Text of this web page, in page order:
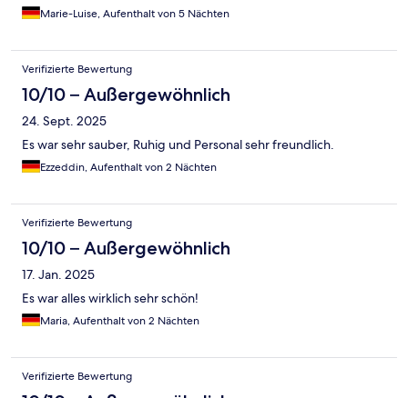
Marie-Luise, Aufenthalt von 5 Nächten
Verifizierte Bewertung
10/10 – Außergewöhnlich
24. Sept. 2025
Es war sehr sauber, Ruhig und Personal sehr freundlich.
Ezzeddin, Aufenthalt von 2 Nächten
Verifizierte Bewertung
10/10 – Außergewöhnlich
17. Jan. 2025
Es war alles wirklich sehr schön!
Maria, Aufenthalt von 2 Nächten
Verifizierte Bewertung